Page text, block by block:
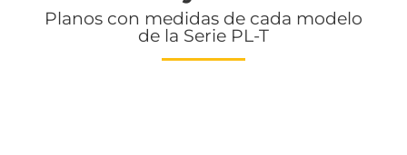
Planos con medidas de cada modelo
de la Serie PL-T